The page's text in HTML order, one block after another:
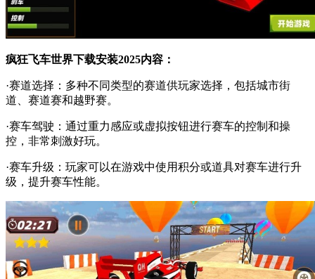
疯狂飞车世界下载安装2025内容：
·赛道选择：多种不同类型的赛道供玩家选择，包括城市街
道、赛道赛和越野赛。
·赛车驾驶：通过重力感应或虚拟按钮进行赛车的控制和操
控，非常刺激好玩。
·赛车升级：玩家可以在游戏中使用积分或道具对赛车进行升
级，提升赛车性能。